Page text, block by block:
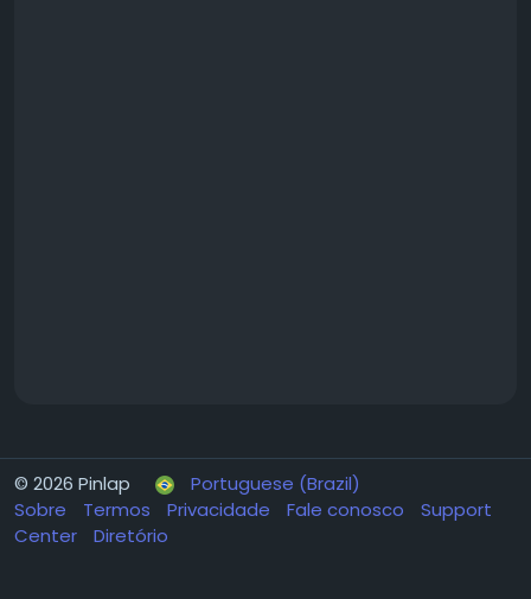
© 2026 Pinlap
Portuguese (Brazil)
Sobre
Termos Privacidade Fale conosco
Support
Center
Diretório